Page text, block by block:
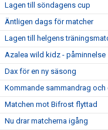
Lagen till söndagens cup
Äntligen dags för matcher
Lagen till helgens
Azalea wild kidz - påminnelse
Dax för en ny säsong
Kommande sammandrag och
Matchen mot Bifrost flyttad
Nu drar matcherna igång